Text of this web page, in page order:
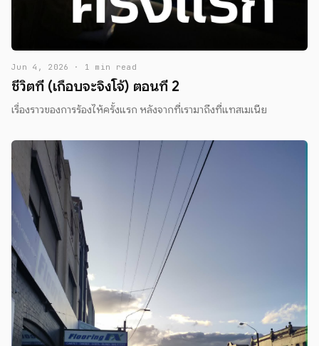
Jun 4, 2026 · 1 min read
ชีวิตที่ (เกือบจะจิงโจ้) ตอนที่ 2
เรื่องราวของการร้องไห้ครั้งแรก หลังจากที่เรามาถึงที่แทสเมเนีย